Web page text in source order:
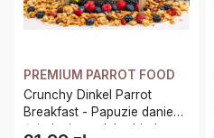
PREMIUM PARROT FOOD
Crunchy Dinkel Parrot
Breakfast - Papuzie danie
śniadaniowe, lub obiadowe